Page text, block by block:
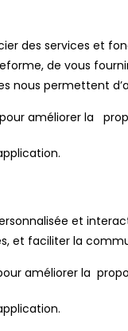
des services et
de vous
nous permettent
améliorer la
et
et faciliter la
améliorer la